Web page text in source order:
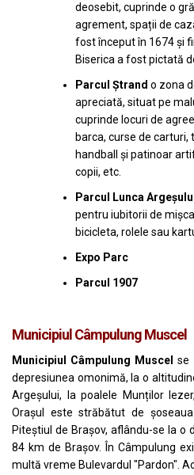
deosebit, cuprinde o
agrement, spații de
fost început în 1674 și
Biserica a fost pictată
Parcul Ștrand o zona
apreciată, situat pe
cuprinde locuri de
barca, curse de
handball și patinoar
copii, etc.
Parcul Lunca
pentru iubitorii de
bicicleta, rolele sau
Expo Parc
Parcul 1907
Municipiul Câmpulung Muscel
Municipiul Câmpulung Muscel se
depresiunea omonimă, la o
Argeșului, la poalele Munților Iezer
Orașul este străbătut de
Piteștiul de Brașov, aflându-se la o
84 km de Brașov. În Câmpulung
multă vreme Bulevardul "Pardon".